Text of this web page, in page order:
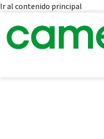
Ir al contenido principal